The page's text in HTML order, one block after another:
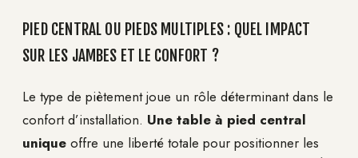
PIED CENTRAL OU PIEDS MULTIPLES : QUEL IMPACT
SUR LES JAMBES ET LE CONFORT ?
Le type de piètement joue un rôle déterminant dans le
confort d’installation. Une table à pied central
unique offre une liberté totale pour positionner les